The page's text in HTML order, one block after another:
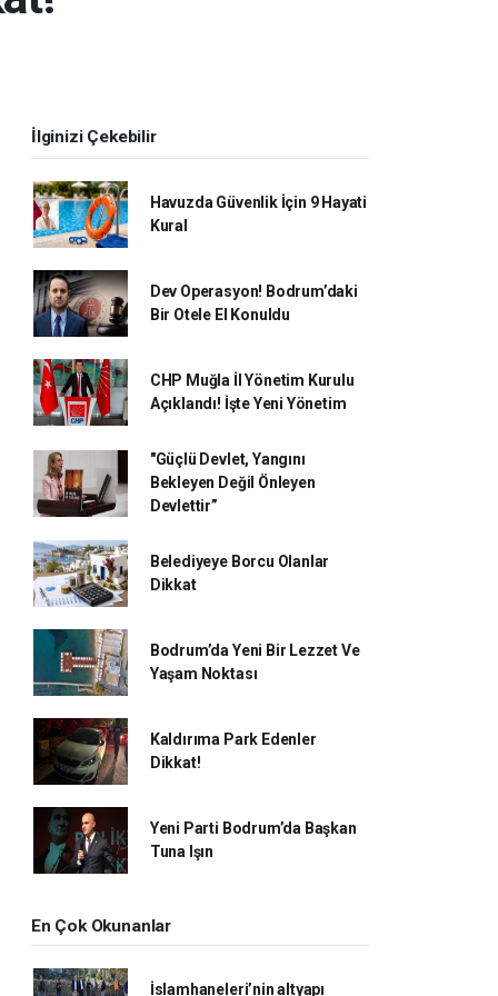
İlginizi Çekebilir
Havuzda Güvenlik İçin 9 Hayati
Kural
Dev Operasyon! Bodrum’daki
Bir Otele El Konuldu
CHP Muğla İl Yönetim Kurulu
Açıklandı! İşte Yeni Yönetim
"Güçlü Devlet, Yangını
Bekleyen Değil Önleyen
Devlettir”
Belediyeye Borcu Olanlar
Dikkat
Bodrum’da Yeni Bir Lezzet Ve
Yaşam Noktası
Kaldırıma Park Edenler
Dikkat!
Yeni Parti Bodrum’da Başkan
Tuna Işın
En Çok Okunanlar
İslamhaneleri’nin altyapı